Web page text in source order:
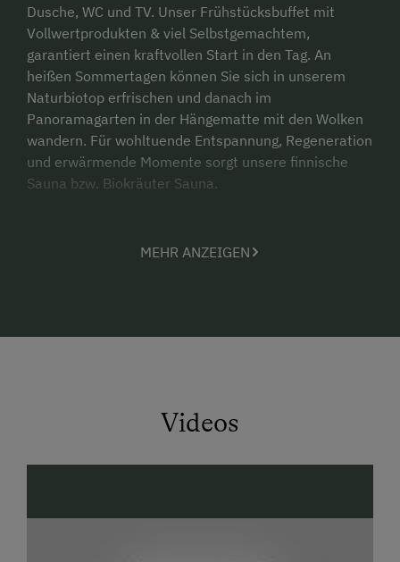
Dusche, WC und TV. Unser Frühstücksbuffet mit
Vollwertprodukten & viel Selbstgemachtem,
garantiert einen kraftvollen Start in den Tag. An
heißen Sommertagen können Sie sich in unserem
Naturbiotop erfrischen und danach im
Panoramagarten in der Hängematte mit den Wolken
wandern. Für wohltuende Entspannung, Regeneration
und erwärmende Momente sorgt unsere finnische
Sauna bzw. Biokräuter Sauna.
Freizeitmöglichkeiten gratis nutzen können, im Preis
Sportregion Schladming- Dachstein in ca. 8
eine einzigartige Entdeckungsreise in die Natur,
Freuden.
bieten wir Ihnen Erholung und Entspannung inmitten
MEHR ANZEIGEN
Videos